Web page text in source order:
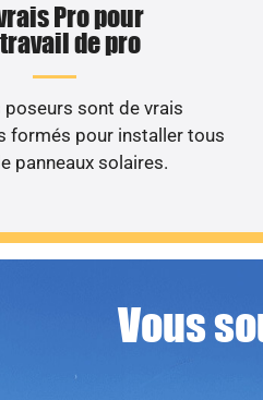
Pro pour
de pro
poseurs sont de vrais
formés pour installer tous
panneaux solaires.
Vous